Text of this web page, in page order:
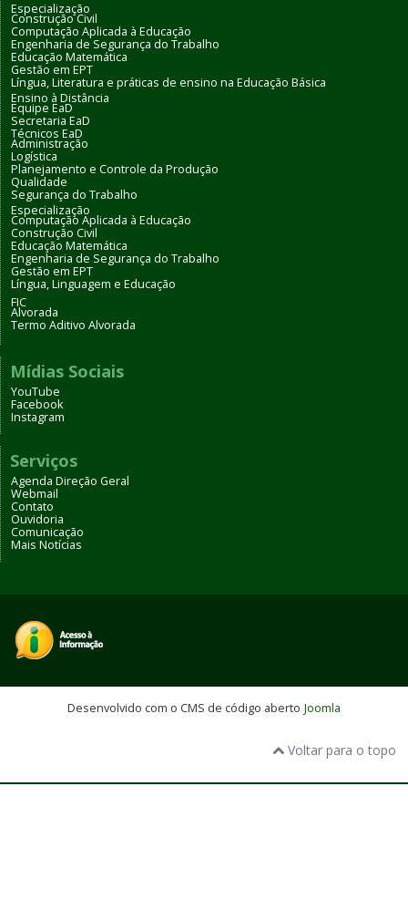
Especialização
Construção Civil
Computação Aplicada à Educação
Engenharia de Segurança do Trabalho
Educação Matemática
Gestão em EPT
Língua, Literatura e práticas de ensino na Educação Básica
Ensino à Distância
Equipe EaD
Secretaria EaD
Técnicos EaD
Administração
Logística
Planejamento e Controle da Produção
Qualidade
Segurança do Trabalho
Especialização
Computação Aplicada à Educação
Construção Civil
Educação Matemática
Engenharia de Segurança do Trabalho
Gestão em EPT
Língua, Linguagem e Educação
FIC
Alvorada
Termo Aditivo Alvorada
Mídias Sociais
YouTube
Facebook
Instagram
Serviços
Agenda Direção Geral
Webmail
Contato
Ouvidoria
Comunicação
Mais Notícias
Desenvolvido com o CMS de código aberto Joomla
Voltar para o topo